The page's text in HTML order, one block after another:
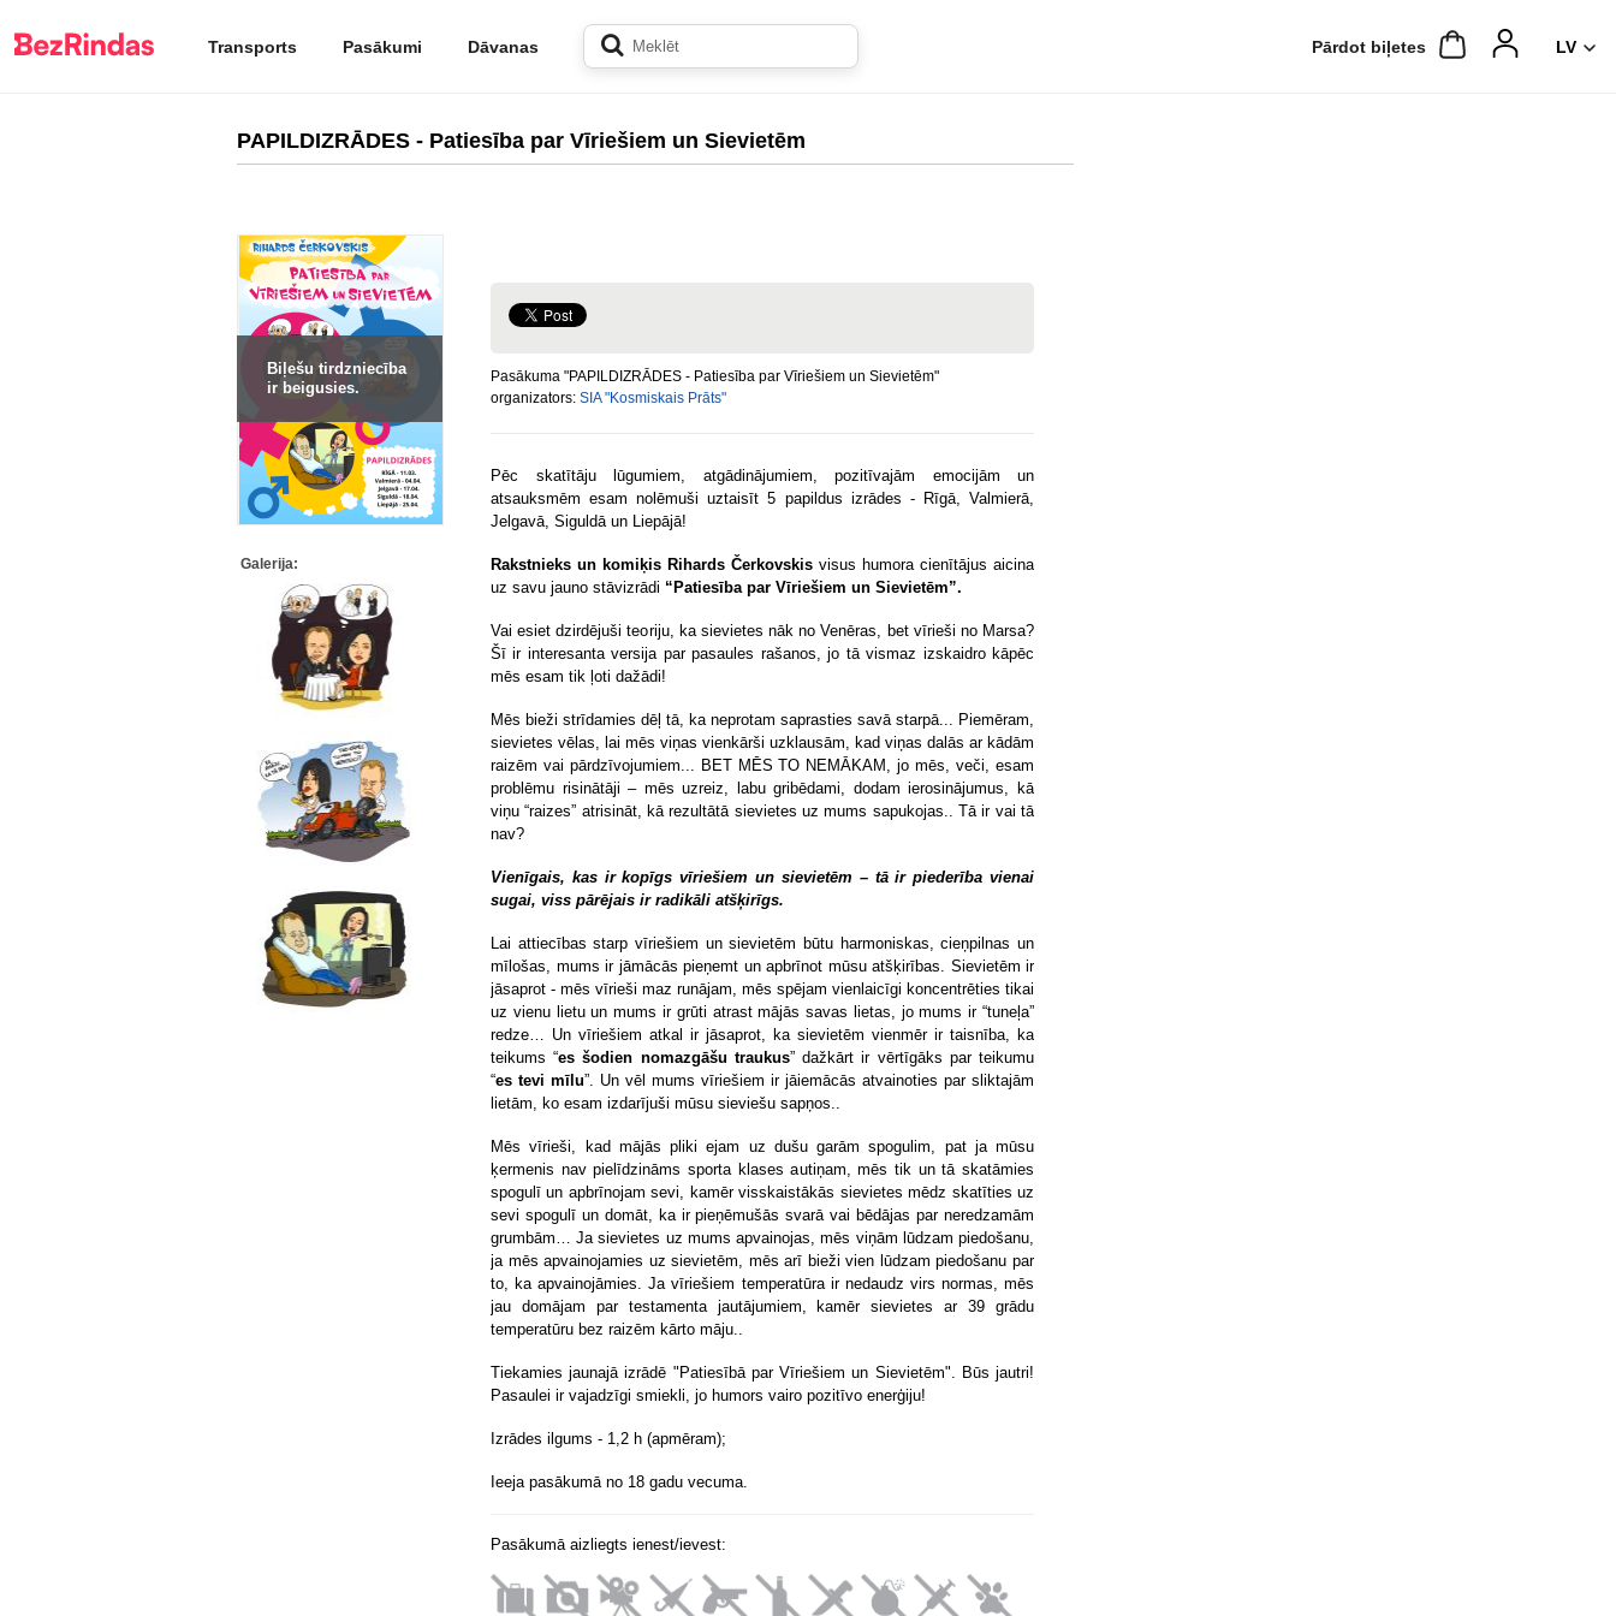
Transports Pasākumi Dāvanas Pārdot biļetes
PAPILDIZRĀDES - Patiesība par Vīriešiem un Sievietēm
Biļešu tirdzniecība
ir beigusies.
Galerija:
Pasākuma "PAPILDIZRĀDES - Patiesība par Vīriešiem un Sievietēm"
organizators: SIA "Kosmiskais Prāts"
Pēc skatītāju lūgumiem, atgādinājumiem, pozitīvajām emocijām un
atsauksmēm esam nolēmuši uztaisīt 5 papildus izrādes - Rīgā, Valmierā,
Jelgavā, Siguldā un Liepājā!
Rakstnieks un komiķis Rihards Čerkovskis visus humora cienītājus aicina
uz savu jauno stāvizrādi “Patiesība par Vīriešiem un Sievietēm”.
Vai esiet dzirdējuši teoriju, ka sievietes nāk no Venēras, bet vīrieši no Marsa?
Šī ir interesanta versija par pasaules rašanos, jo tā vismaz izskaidro kāpēc
mēs esam tik ļoti dažādi!
Mēs bieži strīdamies dēļ tā, ka neprotam saprasties savā starpā... Piemēram,
sievietes vēlas, lai mēs viņas vienkārši uzklausām, kad viņas dalās ar kādām
raizēm vai pārdzīvojumiem... BET MĒS TO NEMĀKAM, jo mēs, veči, esam
problēmu risinātāji – mēs uzreiz, labu gribēdami, dodam ierosinājumus, kā
viņu “raizes” atrisināt, kā rezultātā sievietes uz mums sapukojas.. Tā ir vai tā
nav?
Vienīgais, kas ir kopīgs vīriešiem un sievietēm – tā ir piederība vienai
sugai, viss pārējais ir radikāli atšķirīgs.
Lai attiecības starp vīriešiem un sievietēm būtu harmoniskas, cieņpilnas un
mīlošas, mums ir jāmācās pieņemt un apbrīnot mūsu atšķirības. Sievietēm ir
jāsaprot - mēs vīrieši maz runājam, mēs spējam vienlaicīgi koncentrēties tikai
uz vienu lietu un mums ir grūti atrast mājās savas lietas, jo mums ir “tuneļa”
redze… Un vīriešiem atkal ir jāsaprot, ka sievietēm vienmēr ir taisnība, ka
teikums “es šodien nomazgāšu traukus” dažkārt ir vērtīgāks par teikumu
“es tevi mīlu”. Un vēl mums vīriešiem ir jāiemācās atvainoties par sliktajām
lietām, ko esam izdarījuši mūsu sieviešu sapņos..
Mēs vīrieši, kad mājās pliki ejam uz dušu garām spogulim, pat ja mūsu
ķermenis nav pielīdzināms sporta klases autiņam, mēs tik un tā skatāmies
spogulī un apbrīnojam sevi, kamēr visskaistākās sievietes mēdz skatīties uz
sevi spogulī un domāt, ka ir pieņēmušās svarā vai bēdājas par neredzamām
grumbām… Ja sievietes uz mums apvainojas, mēs viņām lūdzam piedošanu,
ja mēs apvainojamies uz sievietēm, mēs arī bieži vien lūdzam piedošanu par
to, ka apvainojāmies. Ja vīriešiem temperatūra ir nedaudz virs normas, mēs
jau domājam par testamenta jautājumiem, kamēr sievietes ar 39 grādu
temperatūru bez raizēm kārto māju..
Tiekamies jaunajā izrādē "Patiesībā par Vīriešiem un Sievietēm". Būs jautri!
Pasaulei ir vajadzīgi smiekli, jo humors vairo pozitīvo enerģiju!
Izrādes ilgums - 1,2 h (apmēram);
Ieeja pasākumā no 18 gadu vecuma.
Pasākumā aizliegts ienest/ievest: